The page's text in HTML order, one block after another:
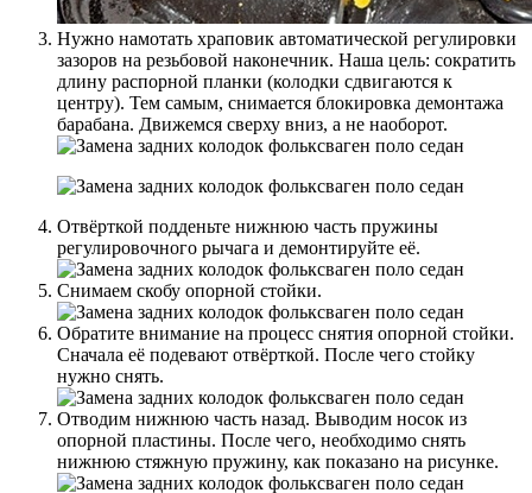
Нужно намотать храповик автоматической регулировки
зазоров на резьбовой наконечник. Наша цель: сократить
длину распорной планки (колодки сдвигаются к
центру). Тем самым, снимается блокировка демонтажа
барабана. Движемся сверху вниз, а не наоборот.
Отвёрткой подденьте нижнюю часть пружины
регулировочного рычага и демонтируйте её.
Снимаем скобу опорной стойки.
Обратите внимание на процесс снятия опорной стойки.
Сначала её подевают отвёрткой. После чего стойку
нужно снять.
Отводим нижнюю часть назад. Выводим носок из
опорной пластины. После чего, необходимо снять
нижнюю стяжную пружину, как показано на рисунке.